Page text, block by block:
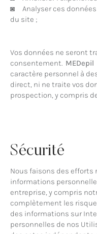
◙ Analyser ces
du site ;
Vos données ne seront
consentement. MEDepil
caractère personnel à
direct, ni ne traite vos
prospection, y compris
Sécurité
Nous faisons des efforts
informations
entreprise, y compris
complètement les
des informations sur
personnelles de nos